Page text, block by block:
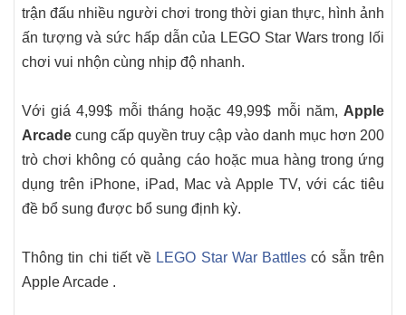
trận đấu nhiều người chơi trong thời gian thực, hình ảnh
ấn tượng và sức hấp dẫn của LEGO Star Wars trong lối
chơi vui nhộn cùng nhịp độ nhanh.
Với giá 4,99$ mỗi tháng hoặc 49,99$ mỗi năm, Apple
Arcade cung cấp quyền truy cập vào danh mục hơn 200
trò chơi không có quảng cáo hoặc mua hàng trong ứng
dụng trên iPhone, iPad, Mac và Apple TV, với các tiêu
đề bổ sung được bổ sung định kỳ.
Thông tin chi tiết về LEGO Star War Battles có sẵn trên
Apple Arcade .